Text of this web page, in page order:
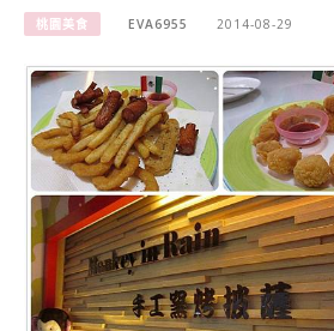
桃園美食 EVA6955 2014-08-29